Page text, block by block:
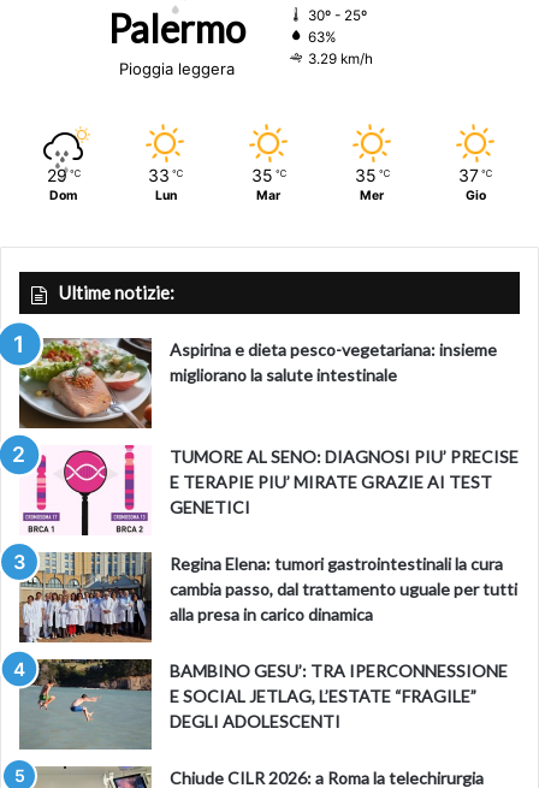
Palermo
Pioggia leggera
30º - 25º
63%
3.29 km/h
29 ℃
Dom
33 ℃
Lun
35 ℃
Mar
35 ℃
Mer
37 ℃
Gio
Ultime notizie:
Aspirina e dieta pesco-vegetariana: insieme
migliorano la salute intestinale
TUMORE AL SENO: DIAGNOSI PIU’ PRECISE
E TERAPIE PIU’ MIRATE GRAZIE AI TEST
GENETICI
Regina Elena: tumori gastrointestinali la cura
cambia passo, dal trattamento uguale per tutti
alla presa in carico dinamica
BAMBINO GESU’: TRA IPERCONNESSIONE
E SOCIAL JETLAG, L’ESTATE “FRAGILE”
DEGLI ADOLESCENTI
Chiude CILR 2026: a Roma la telechirurgia